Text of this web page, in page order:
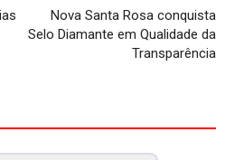
Nova Santa Rosa conquista
Selo Diamante em Qualidade da
Transparência